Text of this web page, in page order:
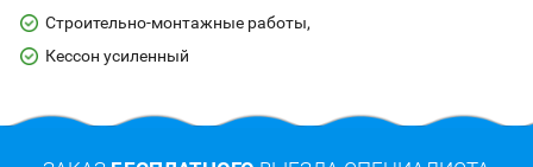
Строительно-монтажные работы
Кессон усиленный